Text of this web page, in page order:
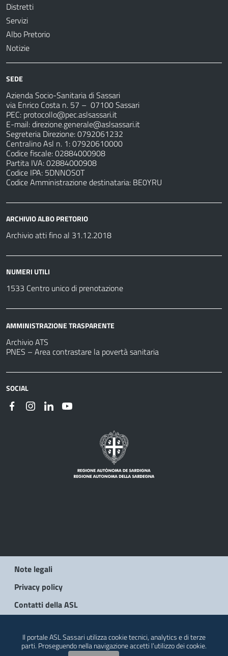
Distretti
Servizi
Albo Pretorio
Notizie
SEDE
Azienda Socio-Sanitaria di Sassari
via Enrico Costa n. 57 – 07100 Sassari
PEC: protocollo@pec.aslsassari.it
E-mail:direzione.generale@aslsassari.it
Segreteria Direzione: 0792061232
Centralino Asl n. 1: 07920610000
Codice fiscale: 02884000908
Partita IVA: 02884000908
Codice IPA: 5DNNOS0T
Codice Amministrazione destinataria: BE0YRU
ARCHIVIO ALBO PRETORIO
Archivio atti fino al 31.12.2018
NUMERI UTILI
1533 Centro unico di prenotazione
AMMINISTRAZIONE TRASPARENTE
Archivio ATS
PNES – Area contrastare la povertà sanitaria
SOCIAL
Note legali
Privacy policy
Contatti della ASL
Il portale ASL Sassari utilizza cookie tecnici, analytics e di terze
parti. Proseguendo nella navigazione accetti l’utilizzo dei cookie.